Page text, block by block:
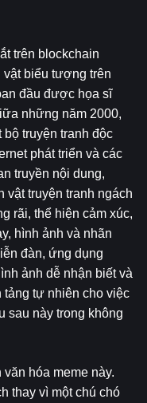
trên blockchain
vật biểu tượng trên
đầu được họa sĩ
những năm 2000,
truyện tranh độc
phát triển và các
truyền nội dung,
vật truyện tranh ngách
rãi, thể hiện cảm xúc,
hình ảnh và nhãn
đàn, ứng dụng
ảnh dễ nhận biết và
tảng tự nhiên cho việc
sau này trong không
hóa meme này.
thay vì một chú chó